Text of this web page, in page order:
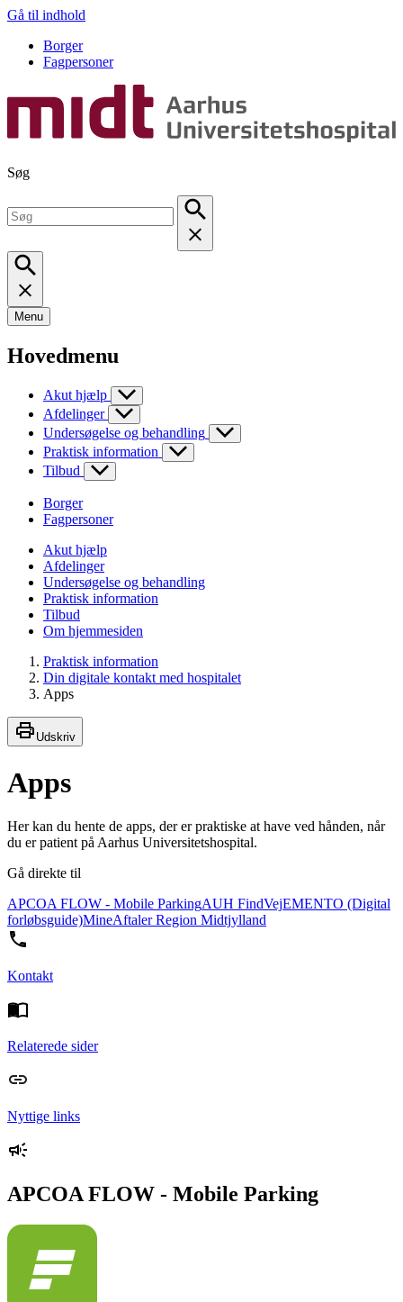
Gå til indhold
Borger
Fagpersoner
Søg
Menu
Hovedmenu
Akut hjælp
Afdelinger
Undersøgelse og behandling
Praktisk information
Tilbud
Borger
Fagpersoner
Akut hjælp
Afdelinger
Undersøgelse og behandling
Praktisk information
Tilbud
Om hjemmesiden
Praktisk information
Din digitale kontakt med hospitalet
Apps
Udskriv
Apps
Her kan du hente de apps, der er praktiske at have ved hånden, når
du er patient på Aarhus Universitetshospital.
Gå direkte til
APCOA FLOW - Mobile ParkingAUH FindVejEMENTO (Digital
forløbsguide)MineAftaler Region Midtjylland
Kontakt
Relaterede sider
Nyttige links
APCOA FLOW - Mobile Parking